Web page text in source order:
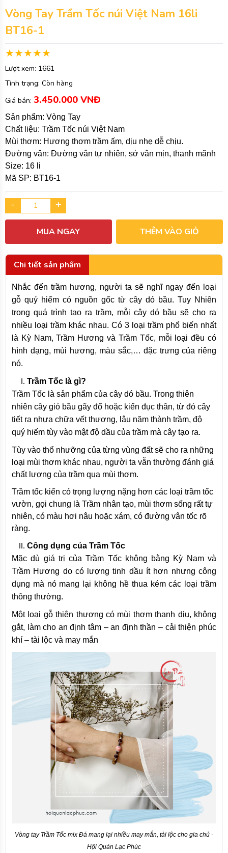
Vòng Tay Trầm Tốc núi Việt Nam 16li
BT16-1
Lượt xem: 1661
Tình trạng: Còn hàng
Giá bán: 3.450.000 VNĐ
Sản phẩm: Vòng Tay
Chất liệu: Trầm Tốc núi Việt Nam
Mùi thơm: Hương thơm trầm ấm, dịu nhẹ dễ chịu.
Đường vân: Đường vân tự nhiên, sớ vân mịn, thanh mãnh
Size: 16 li
Mã SP: BT16-1
- +
MUA NGAY THÊM VÀO GIỎ
Chi tiết sản phẩm
Nhắc đến trầm hương, người ta sẽ nghĩ ngay đến loại
gỗ quý hiếm có nguồn gốc từ cây dó bầu. Tuy Nhiên
trong quá trình tạo ra trầm, mỗi cây dó bầu sẽ cho ra
nhiều loại trầm khác nhau. Có 3 loại trầm phổ biến nhất
là Kỳ Nam, Trầm Hương và Trầm Tốc, mỗi loại đều có
hình dạng, mùi hương, màu sắc,… đặc trưng của riêng
nó.
Trầm Tốc là gì?
Trầm Tốc là sản phẩm của cây dó bầu. Trong thiên
nhiên cây gió bầu gãy đổ hoặc kiến đục thân, từ đó cây
tiết ra nhựa chữa vết thương, lâu năm thành trầm, độ
quý hiếm tùy vào mật độ dầu của trầm mà cây tạo ra.
Tùy vào thổ nhưỡng của từng vùng đất sẽ cho ra những
loại mùi thơm khác nhau, người ta vẫn thường đánh giá
chất lượng của trầm qua mùi thơm.
Trầm tốc kiến có trọng lượng nặng hơn các loại trầm tốc
vườn, gọi chung là Trầm nhân tạo, mùi thơm sống rất tự
nhiên, có màu hơi nâu hoặc xám, có đường vân tốc rõ
ràng.
Công dụng của Trầm Tốc
Mặc dù giá trị của Trầm Tốc không bằng Kỳ Nam và
Trầm Hương do có lượng tinh dầu ít hơn nhưng công
dụng mà nó mang lại không hề thua kém các loại trầm
thông thường.
Một loại gỗ thiên thượng có mùi thơm thanh dịu, không
gắt, làm cho an định tâm – an định thần – cải thiện phúc
khí – tài lộc và may mắn
Vòng tay Trầm Tốc mix Đá mang lại nhiều may mắn, tài lộc cho gia chủ -
Hội Quán Lạc Phúc